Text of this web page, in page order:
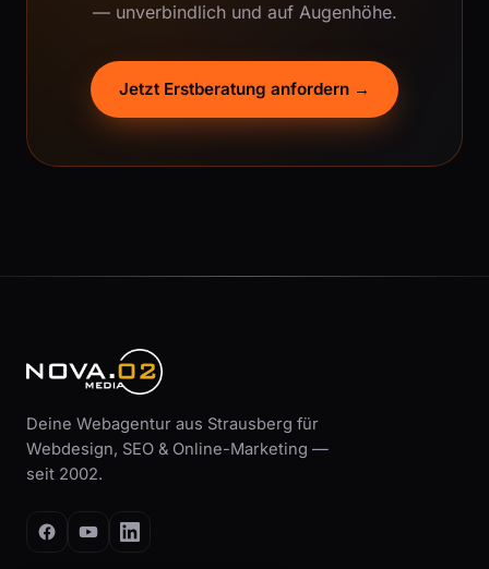
— unverbindlich und auf Augenhöhe.
Jetzt Erstberatung anfordern →
Deine Webagentur aus Strausberg für
Webdesign, SEO & Online-Marketing —
seit 2002.